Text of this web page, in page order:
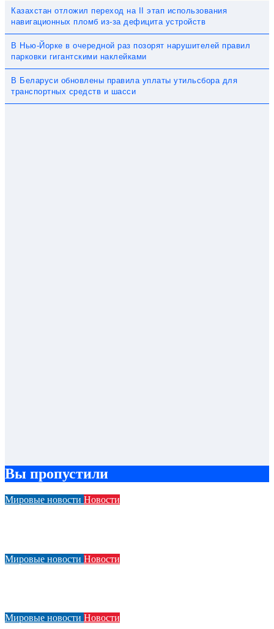
Казахстан отложил переход на II этап использования
навигационных пломб из-за дефицита устройств
В Нью-Йорке в очередной раз позорят нарушителей правил
парковки гигантскими наклейками
В Беларуси обновлены правила уплаты утильсбора для
транспортных средств и шасси
Вы пропустили
Мировые новости Новости
Мировые новости Новости
Мировые новости Новости